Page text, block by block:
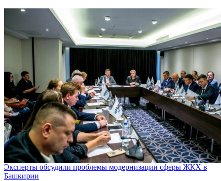
Эксперты обсудили проблемы модернизации сферы ЖКХ в
Башкирии